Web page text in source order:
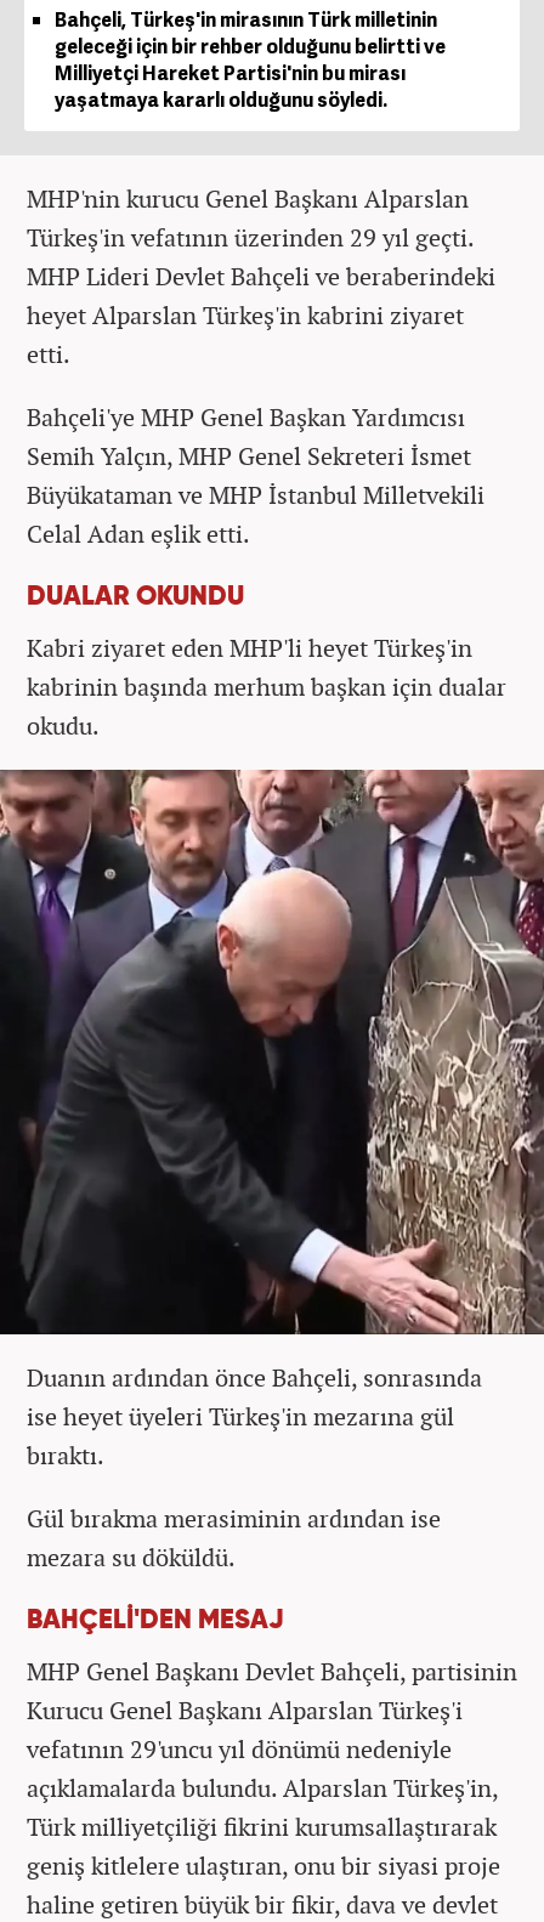
Bahçeli, Türkeş'in mirasının Türk milletinin
geleceği için bir rehber olduğunu belirtti ve
Milliyetçi Hareket Partisi'nin bu mirası
yaşatmaya kararlı olduğunu söyledi.
MHP'nin kurucu Genel Başkanı Alparslan
Türkeş'in vefatının üzerinden 29 yıl geçti.
MHP Lideri Devlet Bahçeli ve beraberindeki
heyet Alparslan Türkeş'in kabrini ziyaret
etti.
Bahçeli'ye MHP Genel Başkan Yardımcısı
Semih Yalçın, MHP Genel Sekreteri İsmet
Büyükataman ve MHP İstanbul Milletvekili
Celal Adan eşlik etti.
DUALAR OKUNDU
Kabri ziyaret eden MHP'li heyet Türkeş'in
kabrinin başında merhum başkan için dualar
okudu.
Duanın ardından önce Bahçeli, sonrasında
ise heyet üyeleri Türkeş'in mezarına gül
bıraktı.
Gül bırakma merasiminin ardından ise
mezara su döküldü.
BAHÇELİ'DEN MESAJ
MHP Genel Başkanı Devlet Bahçeli, partisinin
Kurucu Genel Başkanı Alparslan Türkeş'i
vefatının 29'uncu yıl dönümü nedeniyle
açıklamalarda bulundu. Alparslan Türkeş'in,
Türk milliyetçiliği fikrini kurumsallaştırarak
geniş kitlelere ulaştıran, onu bir siyasi proje
haline getiren büyük bir fikir, dava ve devlet